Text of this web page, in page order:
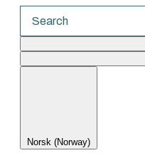
Norsk (Norway)